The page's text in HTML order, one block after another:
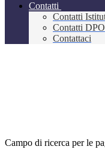
Contatti
Contatti
Contatti DPO
Contattaci
Campo di ricerca per le